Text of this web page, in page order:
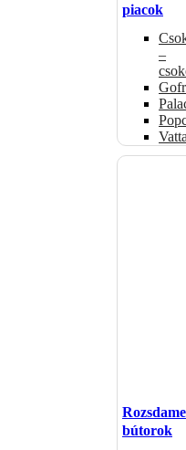
piacok
–
bútorok